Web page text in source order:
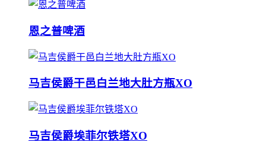
恩之普啤酒
马吉侯爵干邑白兰地大肚方瓶XO
马吉侯爵埃菲尔铁塔XO